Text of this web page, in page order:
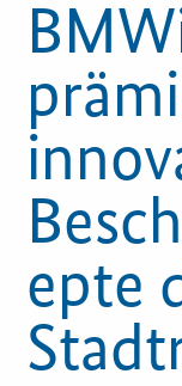
Publikationen
Netzwerk
Innovationspreis
Weitere
epte